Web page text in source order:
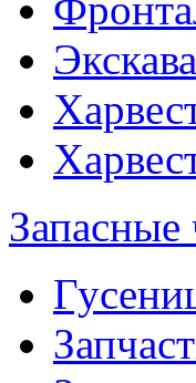
Запасные